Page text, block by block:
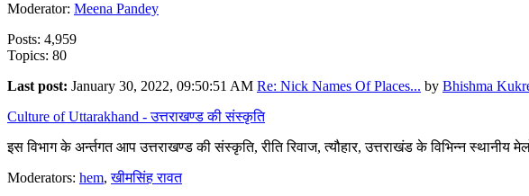
Moderator: Meena Pandey
Posts: 4,959
Topics: 80
Last post: January 30, 2022, 09:50:51 AM Re: Nick Names Of Places... by Bhishma
Culture of Uttarakhand - उत्तराखण्ड की संस्कृति
इस विभाग के अर्न्तगत आप उत्तराखण्ड की संस्कृति, रीति रिवाज, त्यौहार, उत्तराखंड के विभिन्न
Moderators: hem,खीमसिंह रावत